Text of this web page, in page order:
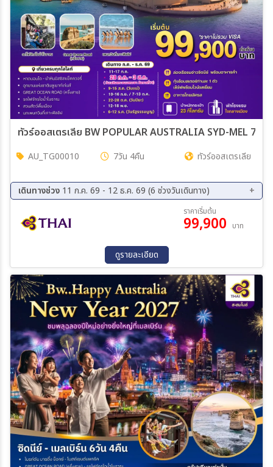
ทัวร์ออสเตรเลีย BW POPULAR AUSTRALIA SYD-MEL 7วัน
AU_TG00010 7วัน 4คืน ทัวร์ออสเตรเลีย
เดินทางช่วง 11 ก.ค. 69 - 12 ธ.ค. 69 (6 ช่วงวันเดินทาง)
10 ก.ย. 69 - 16 ก.ย. 69
07 ต.ค. 69 - 13 ต.ค. 69
22 ต.ค. 69 - 28 ต.ค. 69
12 พ.ย. 69 - 18 พ.ย. 69
06 ธ.ค. 69 - 12 ธ.ค. 69
ราคาเริ่มต้น
99,900 บาท
ดูรายละเอียด